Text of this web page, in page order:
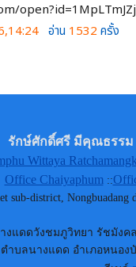
อ่าน 1532 ครั้ง
รักษ์ศักดิ์ศรี มีคุณธรรม
Wittaya
Office Chaiyaphum::
sub-district,
างแดดวังชมภูวิทยา รัชมัง
ำบลนางแดด อำเภอหนอง